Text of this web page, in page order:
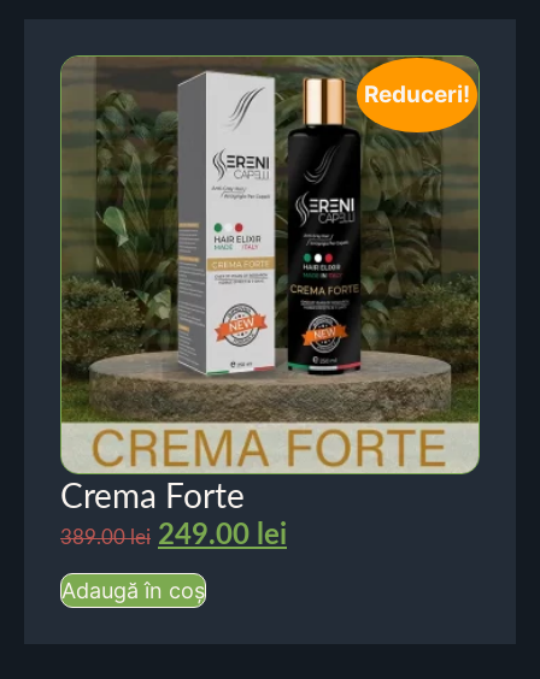
Reduceri!
Crema Forte
389.00lei 249.00 lei
Adaugă în coș